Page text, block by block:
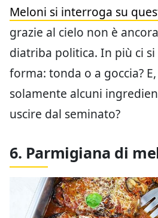
Meloni si interroga su
grazie al cielo non è
diatriba politica. In più ci
forma: tonda o a goccia?
solamente alcuni
uscire dal seminato?
6. Parmigiana di